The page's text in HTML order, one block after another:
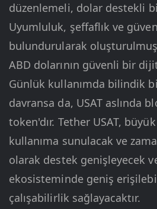
düzenlemeli, dolar destekli
Uyumluluk, şeffaflık ve
bulundurularak
ABD dolarının güvenli bir
Günlük kullanımda bilindik
davransa da, USAT aslında
token'dır. Tether USAT,
kullanıma sunulacak ve
olarak destek genişleyecek
ekosisteminde geniş
çalışabilirlik sağlayacaktır.